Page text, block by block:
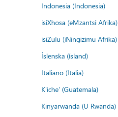
Indonesia (Indonesia)
isiXhosa (eMzantsi Afrika)
isiZulu (iNingizimu Afrika)
Íslenska (ísland)
Italiano (Italia)
K'iche' (Guatemala)
Kinyarwanda (U Rwanda)